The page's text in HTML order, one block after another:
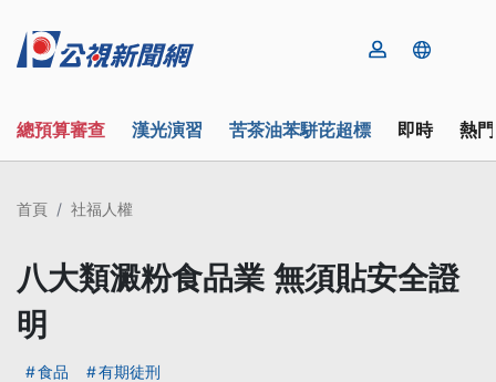
總預算審查 漢光演習 苦茶油苯駢芘超標 即時 熱
首頁 社福人權
八大類澱粉食品業 無須貼安全證
明
食品 有期徒刑